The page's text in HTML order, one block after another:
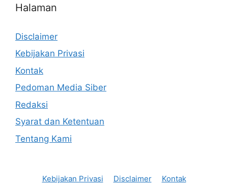
Halaman
Disclaimer
Kebijakan Privasi
Kontak
Pedoman Media Siber
Redaksi
Syarat dan Ketentuan
Tentang Kami
Kebijakan Privasi Disclaimer Kontak